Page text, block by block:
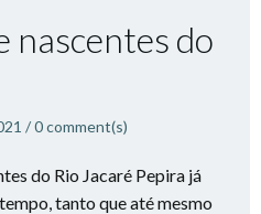
nascentes do
/0comment(s)
do Rio Jacaré Pepira já
tanto que até mesmo